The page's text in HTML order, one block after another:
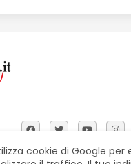
cookie di Google per